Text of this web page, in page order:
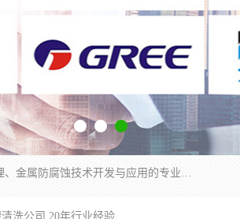
武汉洁利友环境技术有限公司是从事工业民用设备清洗、水处理、金属防腐蚀技术开发与应用的专业化公司。公司经过十余年发展积累了丰富的清洗经验，服务过的客户达到500余家，清洗的各类工业设备共计3000余台。
洗公司 20年行业经验